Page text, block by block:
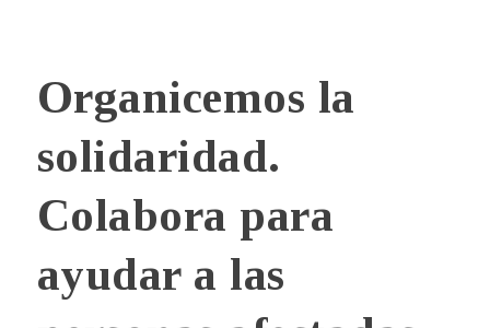
Organicemos la
solidaridad.
Colabora para
ayudar a las